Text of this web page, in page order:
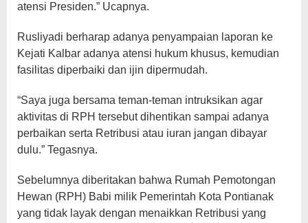
atensi Presiden.” Ucapnya.
Rusliyadi berharap adanya penyampaian laporan ke
Kejati Kalbar adanya atensi hukum khusus, kemudian
fasilitas diperbaiki dan ijin dipermudah.
“Saya juga bersama teman-teman intruksikan agar
aktivitas di RPH tersebut dihentikan sampai adanya
perbaikan serta Retribusi atau iuran jangan dibayar
dulu.” Tegasnya.
Sebelumnya diberitakan bahwa Rumah Pemotongan
Hewan (RPH) Babi milik Pemerintah Kota Pontianak
yang tidak layak dengan menaikkan Retribusi yang